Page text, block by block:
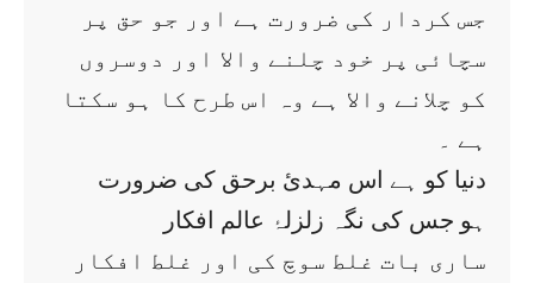
جس کردار کی ضرورت ہے اور جو حق پر
سچائی پر خود چلنے والا اور دوسروں
کو چلانے والا ہے وہ اس طرح کا ہو سکتا
ہے ۔
دنیا کو ہے اس مہدیٔ برحق کی ضرورت
ہو جس کی نگہ زلزلۂ عالم افکار
ساری بات غلط سوچ کی اور غلط افکار